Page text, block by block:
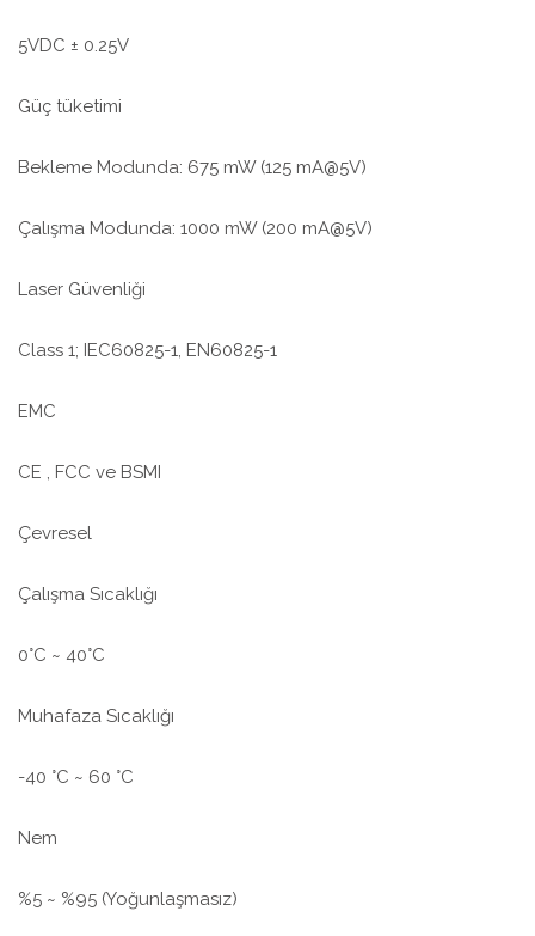
5VDC ± 0.25V
Güç tüketimi
Bekleme Modunda: 675 mW (125 mA@5V)
Çalışma Modunda: 1000 mW (200 mA@5V)
Laser Güvenliği
Class 1; IEC60825-1, EN60825-1
EMC
CE , FCC ve BSMI
Çevresel
Çalışma Sıcaklığı
0°C ~ 40°C
Muhafaza Sıcaklığı
-40 °C ~ 60 °C
Nem
%5 ~ %95 (Yoğunlaşmasız)